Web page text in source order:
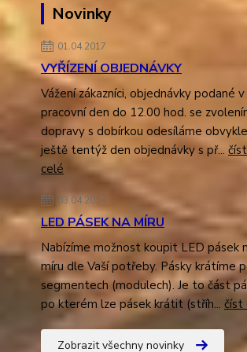
Novinky
01.04.2017
VYŘÍZENÍ OBJEDNÁVKY
Vážení zákazníci, objednávky podané v
pracovní den do 12.00 hod. se
dopravy s dobírkou odesíláme obvykle
ještě tentýž den objednávky s př... číst
celé
03.04.2014
LED PÁSEK NA MÍRU
Nabízíme možnost koupit LED pásek
míru dle Vaší potřeby. Pásky krátíme
segmentech (modulech). Je to část
po kterém lze pásek krátit (stříh... číst
Zobrazit všechny novinky